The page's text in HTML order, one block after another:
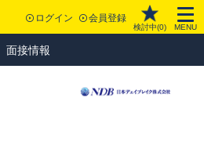
ログイン 会員登録
検討中(0) MENU
面接情報